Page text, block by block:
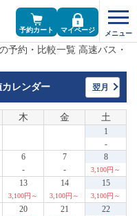
予約カート マイページ
予約・比較一覧 高速バス・
レンダー 翌月
木 金 土
1
-
6
-
7
-
8
3,100円～
13
3,100円～
14
3,100円～
15
3,100円～
20 21 22